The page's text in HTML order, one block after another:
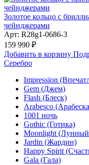
Золотое кольцо с
чейнджерами
Арт: R28g1-0686-3
159 990 ₽
Добавить в корзину
Серебро
Impression
Gem (Джем)
Flash (Блеск)
Arabesco
1001 ночь
Gothic (Готика)
Moonlight (Лунный
Jardin (Жардин)
Happy Spirit
Gala (Гала)